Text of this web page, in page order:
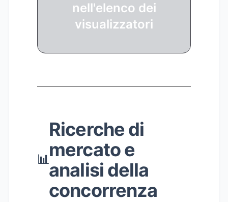
nell'elenco dei
visualizzatori
📊
Ricerche di
mercato e
analisi della
concorrenza